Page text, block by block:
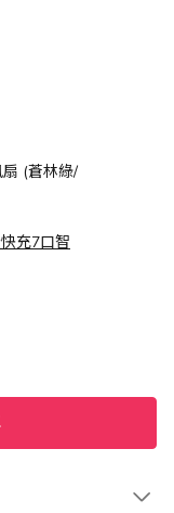
(蒼林綠/
充7口智